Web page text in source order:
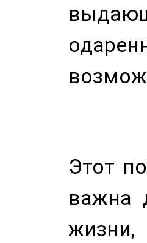
Этот
важна